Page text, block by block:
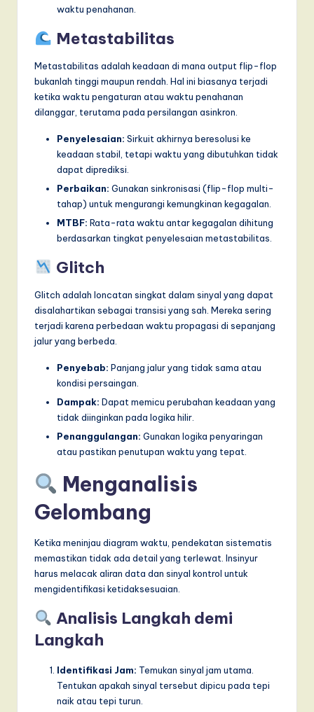
waktu penahanan.
Metastabilitas
Metastabilitas adalah keadaan di mana output flip-flop
bukanlah tinggi maupun rendah. Hal ini biasanya terjadi
ketika waktu pengaturan atau waktu penahanan
dilanggar, terutama pada persilangan asinkron.
Penyelesaian: Sirkuit akhirnya beresolusi ke
keadaan stabil, tetapi waktu yang dibutuhkan tidak
dapat diprediksi.
Perbaikan: Gunakan sinkronisasi (flip-flop multi-
tahap) untuk mengurangi kemungkinan kegagalan.
MTBF: Rata-rata waktu antar kegagalan dihitung
berdasarkan tingkat penyelesaian metastabilitas.
Glitch
Glitch adalah loncatan singkat dalam sinyal yang dapat
disalahartikan sebagai transisi yang sah. Mereka sering
terjadi karena perbedaan waktu propagasi di sepanjang
jalur yang berbeda.
Penyebab: Panjang jalur yang tidak sama atau
kondisi persaingan.
Dampak: Dapat memicu perubahan keadaan yang
tidak diinginkan pada logika hilir.
Penanggulangan: Gunakan logika penyaringan
atau pastikan penutupan waktu yang tepat.
Menganalisis
Gelombang
Ketika meninjau diagram waktu, pendekatan sistematis
memastikan tidak ada detail yang terlewat. Insinyur
harus melacak aliran data dan sinyal kontrol untuk
mengidentifikasi ketidaksesuaian.
Analisis Langkah demi
Langkah
Identifikasi Jam: Temukan sinyal jam utama.
Tentukan apakah sinyal tersebut dipicu pada tepi
naik atau tepi turun.